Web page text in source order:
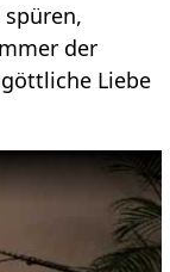
der
Liebe